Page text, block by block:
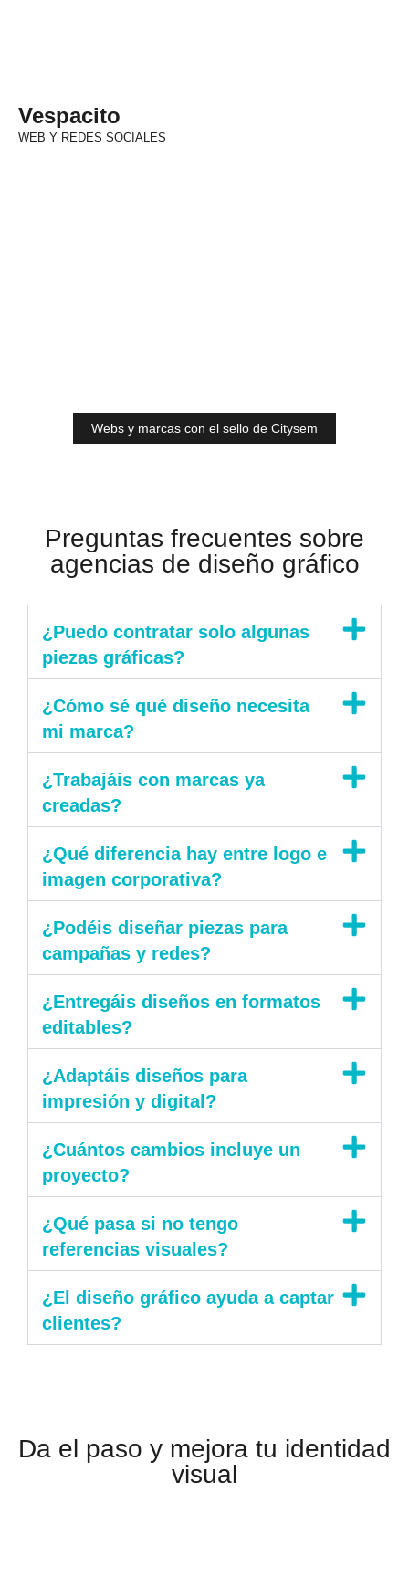
Vespacito
WEB Y REDES SOCIALES
Webs y marcas con el sello de Citysem
Preguntas frecuentes sobre
agencias de diseño gráfico
¿Puedo contratar solo algunas
piezas gráficas?
¿Cómo sé qué diseño necesita
mi marca?
¿Trabajáis con marcas ya
creadas?
¿Qué diferencia hay entre logo e
imagen corporativa?
¿Podéis diseñar piezas para
campañas y redes?
¿Entregáis diseños en formatos
editables?
¿Adaptáis diseños para
impresión y digital?
¿Cuántos cambios incluye un
proyecto?
¿Qué pasa si no tengo
referencias visuales?
¿El diseño gráfico ayuda a captar
clientes?
Da el paso y mejora tu identidad
visual